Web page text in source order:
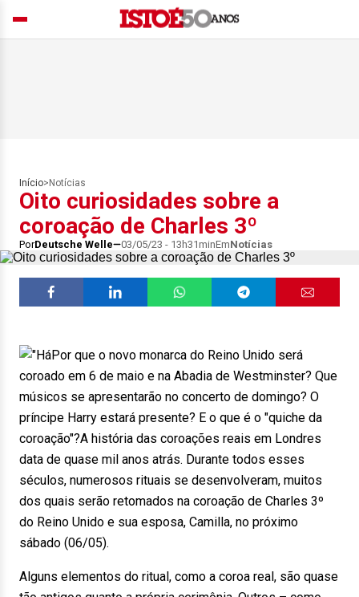
Início> Notícias
Oito curiosidades sobre a
coroação de Charles 3º
PorDeutsche Welle 03/05/23 - 13h31minEmNotícias
Por que o novo monarca do Reino Unido será
coroado em 6 de maio e na Abadia de Westminster? Que
músicos se apresentarão no concerto de domingo? O
príncipe Harry estará presente? E o que é o "quiche da
coroação"?A história das coroações reais em Londres
data de quase mil anos atrás. Durante todos esses
séculos, numerosos rituais se desenvolveram, muitos
dos quais serão retomados na coroação de Charles 3º
do Reino Unido e sua esposa, Camilla, no próximo
sábado (06/05).
Alguns elementos do ritual, como a coroa real, são quase